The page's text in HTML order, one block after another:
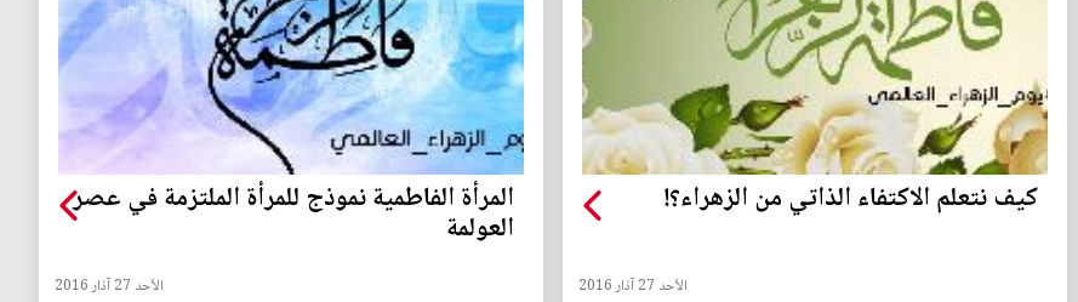
كيف نتعلم الاكتفاء الذاتي من الزهراء؟!
الأحد 27 آذار 2016
المرأة الفاطمية نموذج للمرأة الملتزمة في عصر
العولمة
الأحد 27 آذار 2016